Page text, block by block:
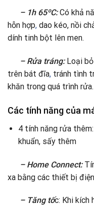
– 1h 65ºC:Có khả
hỗn hợp, dao kéo, nồi
dính tinh bột lên men.
– Rửa tráng:Loại bỏ
trên bát đĩa, tránh tình
khăn trong quá trình rửa.
Các tính năng của
4 tính năng rửa
khuẩn, sấy thêm
– Home Connect:
xa bằng các thiết bị
– Tăng tốc: Khi kích